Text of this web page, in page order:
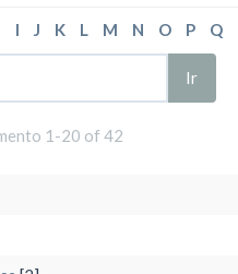
I J K L M N O P Q
Ir
1-20 of 42